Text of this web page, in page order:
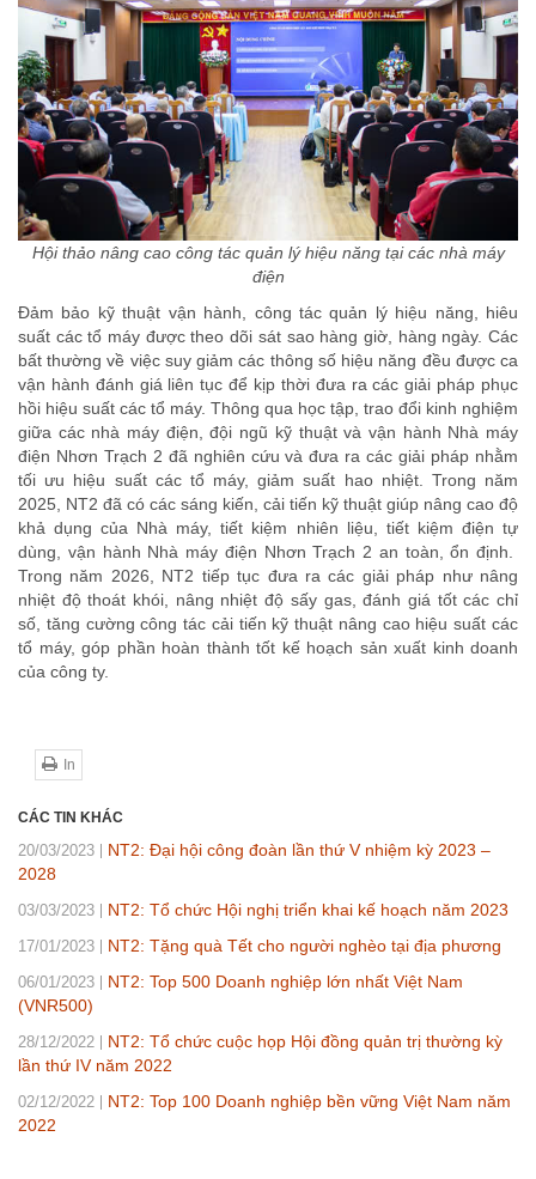
Hội thảo nâng cao công tác quản lý hiệu năng tại các nhà máy
điện
Đảm bảo kỹ thuật vận hành, công tác quản lý hiệu năng, hiêu
suất các tổ máy được theo dõi sát sao hàng giờ, hàng ngày. Các
bất thường về việc suy giảm các thông số hiệu năng đều được ca
vận hành đánh giá liên tục để kịp thời đưa ra các giải pháp phục
hồi hiệu suất các tổ máy. Thông qua học tập, trao đổi kinh nghiệm
giữa các nhà máy điện, đội ngũ kỹ thuật và vận hành Nhà máy
điện Nhơn Trạch 2 đã nghiên cứu và đưa ra các giải pháp nhằm
tối ưu hiệu suất các tổ máy, giảm suất hao nhiệt. Trong năm
2025, NT2 đã có các sáng kiến, cải tiến kỹ thuật giúp nâng cao độ
khả dụng của Nhà máy, tiết kiệm nhiên liệu, tiết kiệm điện tự
dùng, vận hành Nhà máy điện Nhơn Trạch 2 an toàn, ổn định.
Trong năm 2026, NT2 tiếp tục đưa ra các giải pháp như nâng
nhiệt độ thoát khói, nâng nhiệt độ sấy gas, đánh giá tốt các chỉ
số, tăng cường công tác cải tiến kỹ thuật nâng cao hiệu suất các
tổ máy, góp phần hoàn thành tốt kế hoạch sản xuất kinh doanh
của công ty.
In
CÁC TIN KHÁC
20/03/2023
NT2: Đại hội công đoàn lần thứ V nhiệm kỳ 2023 –
2028
03/03/2023 NT2: Tổ chức Hội nghị triển khai kế hoạch năm 2023
17/01/2023 NT2: Tặng quà Tết cho người nghèo tại địa phương
06/01/2023
NT2: Top 500 Doanh nghiệp lớn nhất Việt Nam
(VNR500)
28/12/2022
NT2: Tổ chức cuộc họp Hội đồng quản trị thường kỳ
lần thứ IV năm 2022
02/12/2022
NT2: Top 100 Doanh nghiệp bền vững Việt Nam năm
2022